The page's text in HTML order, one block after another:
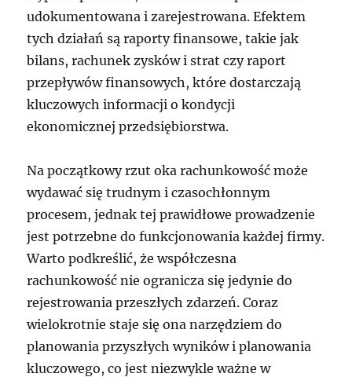
udokumentowana i zarejestrowana. Efektem
tych działań są raporty finansowe, takie jak
bilans, rachunek zysków i strat czy raport
przepływów finansowych, które dostarczają
kluczowych informacji o kondycji
ekonomicznej przedsiębiorstwa.
Na początkowy rzut oka rachunkowość może
wydawać się trudnym i czasochłonnym
procesem, jednak tej prawidłowe prowadzenie
jest potrzebne do funkcjonowania każdej firmy.
Warto podkreślić, że współczesna
rachunkowość nie ogranicza się jedynie do
rejestrowania przeszłych zdarzeń. Coraz
wielokrotnie staje się ona narzędziem do
planowania przyszłych wyników i planowania
kluczowego, co jest niezwykle ważne w